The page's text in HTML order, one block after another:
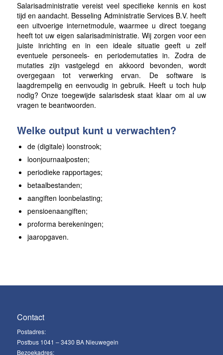
Salarisadministratie vereist veel specifieke kennis en kost
tijd en aandacht. Besseling Administratie Services B.V. heeft
een uitvoerige internetmodule, waarmee u direct toegang
heeft tot uw eigen salarisadministratie. Wij zorgen voor een
juiste inrichting en in een ideale situatie geeft u zelf
eventuele personeels- en periodemutaties in. Zodra de
mutaties zijn vastgelegd en akkoord bevonden, wordt
overgegaan tot verwerking ervan. De software is
laagdrempelig en eenvoudig in gebruik. Heeft u toch hulp
nodig? Onze toegewijde salarisdesk staat klaar om al uw
vragen te beantwoorden.
Welke output kunt u verwachten?
de (digitale) loonstrook;
loonjournaalposten;
periodieke rapportages;
betaalbestanden;
aangiften loonbelasting;
pensioenaangiften;
proforma berekeningen;
jaaropgaven.
Contact
Postadres:
Postbus 1041 – 3430 BA Nieuwegein
Bezoekadres: